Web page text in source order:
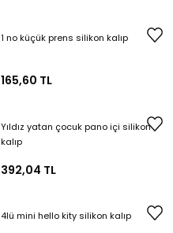
1 no küçük prens silikon kalıp
165,60 TL
Yıldız yatan çocuk pano içi silikon
kalıp
392,04 TL
4lü mini hello kity silikon kalıp